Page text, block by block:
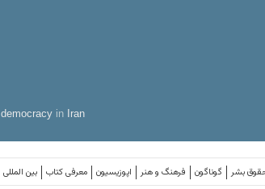
democracy in Iran
بین المللی معرفی کتاب اپوزیسیون فرهنگ و هنر گوناگون بشر